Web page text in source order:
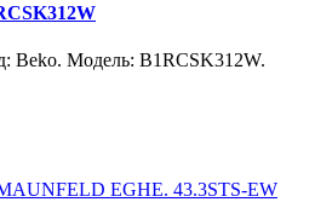
Beko. Модель: B1RCSK312W.